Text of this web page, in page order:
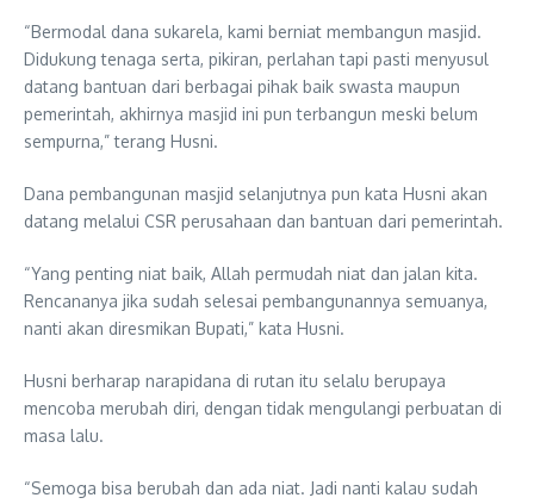
“Bermodal dana sukarela, kami berniat membangun masjid.
Didukung tenaga serta, pikiran, perlahan tapi pasti menyusul
datang bantuan dari berbagai pihak baik swasta maupun
pemerintah, akhirnya masjid ini pun terbangun meski belum
sempurna,” terang Husni.
Dana pembangunan masjid selanjutnya pun kata Husni akan
datang melalui CSR perusahaan dan bantuan dari pemerintah.
“Yang penting niat baik, Allah permudah niat dan jalan kita.
Rencananya jika sudah selesai pembangunannya semuanya,
nanti akan diresmikan Bupati,” kata Husni.
Husni berharap narapidana di rutan itu selalu berupaya
mencoba merubah diri, dengan tidak mengulangi perbuatan di
masa lalu.
“Semoga bisa berubah dan ada niat. Jadi nanti kalau sudah